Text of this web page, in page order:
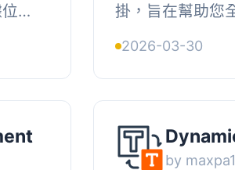
掛，旨在幫助您
盟連結，確保不
2026-03-30
by